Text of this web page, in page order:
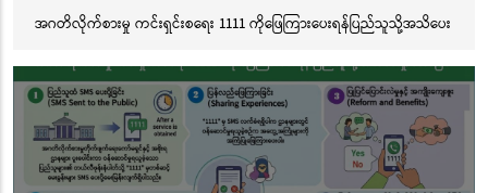
သိပေး
လွိုင်ကော်မြို့၊ သမိုင်းဝင်ဆုတောင်းပြည့် မြို့နာမ်ရွှေစေတီတော် လုံးတော်ပြည့်ရွှ
ဘုံကထိန် အလှူတော်မင်္ဂလာအခမ်းအနား ကျင်းပ
လွိုင်ကော်မြို့၊ သမိုင်းဝင်ဆုတောင်းပြည့် မြို့နာမ်ရွှေ